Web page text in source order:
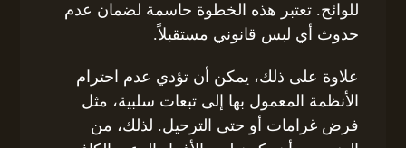
للوائح. تعتبر هذه الخطوة حاسمة لضمان عدم
حدوث أي لبس قانوني مستقبلاً.
علاوة على ذلك، يمكن أن تؤدي عدم احترام
الأنظمة المعمول بها إلى تبعات سلبية، مثل
فرض غرامات أو حتى الترحيل. لذلك، من